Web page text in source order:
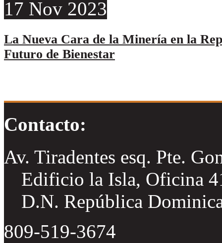
17 Nov 2023
La Nueva Cara de la Minería en la
Futuro de Bienestar
Contacto:
Av. Tiradentes esq. Pte.
Edificio la Isla, Oficina
D.N. República
809-519-3674